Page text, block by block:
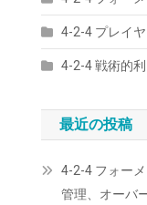
4-2-4 プレイ
4-2-4 戦術的
最近の投稿
4-2-4 フォー
管理、オーバ